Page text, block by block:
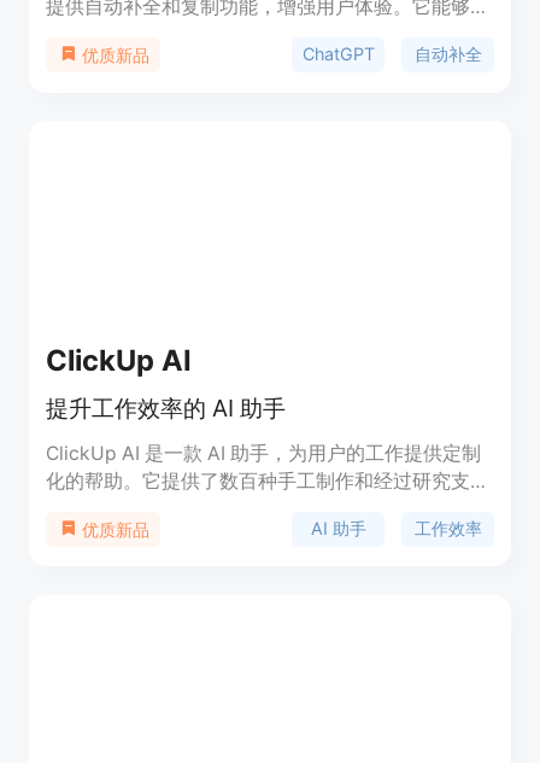
提供自动补全和复制功能，增强用户体验。它能够自
供一键复制ChatGPT的最后回复。用户可以自定义补
优质新品 ChatGPT 自动补全
ClickUp AI
提升工作效率的 AI 助手
ClickUp AI 是一款 AI 助手，为用户的工作提供定制
化的帮助。它提供了数百种手工制作和经过研究支持
快速完成工作，生成评论线程、会议记录和其他长篇
优质新品 AI 助手 工作效率